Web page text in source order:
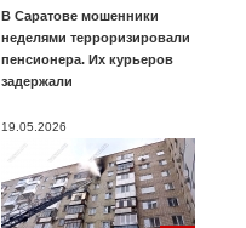
В Саратове мошенники
неделями терроризировали
пенсионера. Их курьеров
задержали
19.05.2026